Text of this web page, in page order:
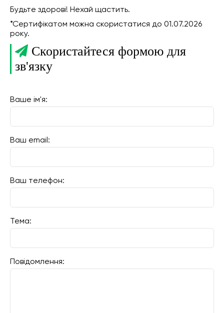
Будьте здорові! Нехай щастить.
*Сертифікатом можна скористатися до 01.07.2026
року.
Скористайтеся формою для
зв'язку
Ваше ім'я:
Ваш email:
Ваш телефон:
Тема:
Повідомлення: